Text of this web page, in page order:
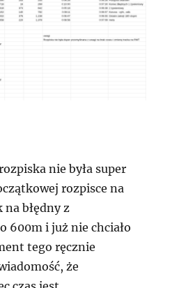
nie była super
rozpisce na
na błędny z
600m i już nie chciało
tego ręcznie
że